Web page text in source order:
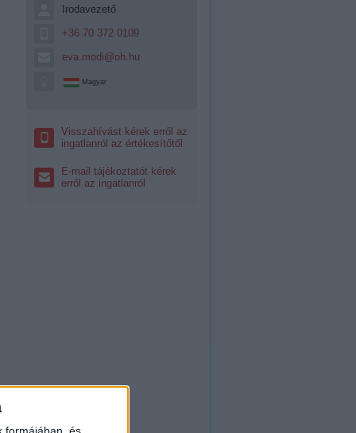
Irodavezető
+36 70 372 0109
eva.modi@oh.hu
Magyar
Visszahívást kérek erről az
ingatlanról az értékesítőtől
E-mail tájékoztatót kérek
erről az ingatlanról